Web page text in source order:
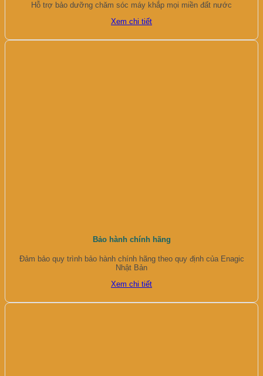
Hỗ trợ bảo dưỡng chăm sóc máy khắp mọi miền đất nước
Xem chi tiết
Bảo hành chính hãng
Đảm bảo quy trình bảo hành chính hãng theo quy định của Enagic
Nhật Bản
Xem chi tiết